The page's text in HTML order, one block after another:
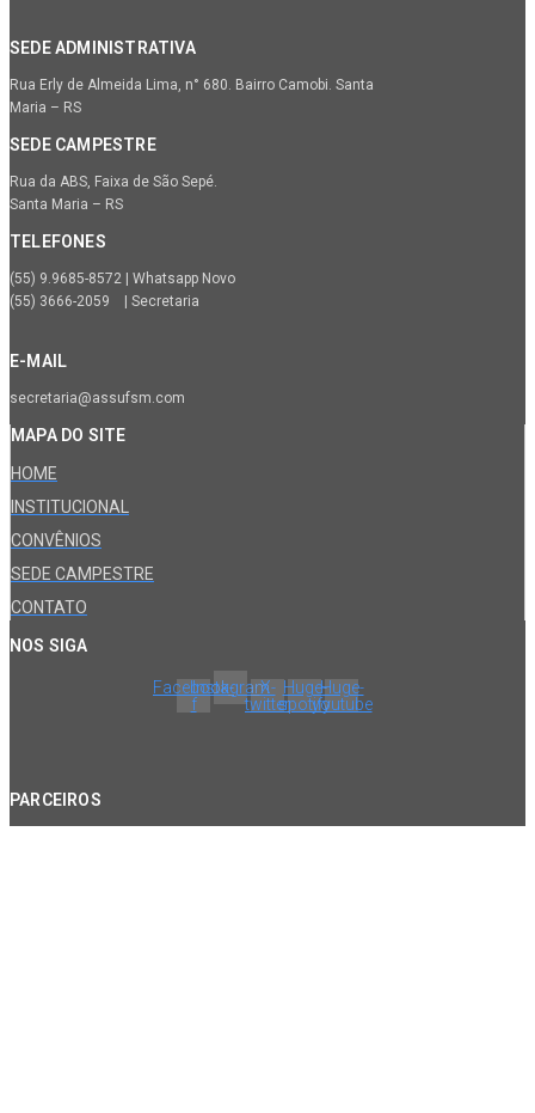
SEDE ADMINISTRATIVA
Rua Erly de Almeida Lima, n° 680. Bairro Camobi. Santa
Maria – RS
SEDE CAMPESTRE
Rua da ABS, Faixa de São Sepé.
Santa Maria – RS
TELEFONES
(55) 9.9685-8572 | Whatsapp Novo
(55) 3666-2059 | Secretaria
E-MAIL
secretaria@assufsm.com
MAPA DO SITE
HOME
INSTITUCIONAL
CONVÊNIOS
SEDE CAMPESTRE
CONTATO
NOS SIGA
Facebook-
f
InstagramX-
twitter
Huge-
spotify
Huge-
youtube
PARCEIROS